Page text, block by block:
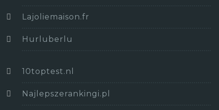
Lajoliemaison.fr
Hurluberlu
10toptest.nl
Najlepszerankingi.pl